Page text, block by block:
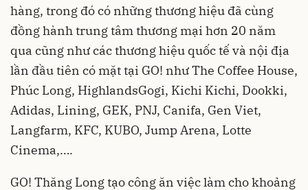
hàng, trong đó có những thương hiệu đã cùng
đồng hành trung tâm thương mại hơn 20 năm
qua cũng như các thương hiệu quốc tế và nội địa
lần đầu tiên có mặt tại GO! như The Coffee House,
Phúc Long, HighlandsGogi, Kichi Kichi, Dookki,
Adidas, Lining, GEK, PNJ, Canifa, Gen Viet,
Langfarm, KFC, KUBO, Jump Arena, Lotte
Cinema,….
GO! Thăng Long tạo công ăn việc làm cho khoảng